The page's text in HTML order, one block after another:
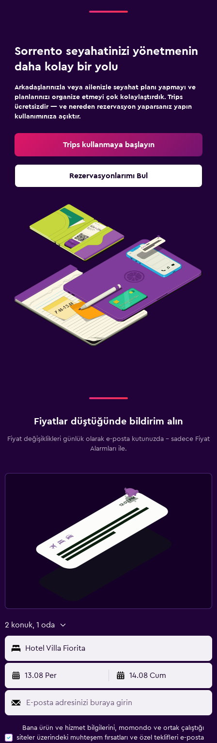
Sorrento seyahatinizi yönetmenin
daha kolay bir yolu
Arkadaşlarınızla veya ailenizle seyahat planı yapmayı ve
planlarınızı organize etmeyi çok kolaylaştırdık. Trips
ücretsizdir — ve nereden rezervasyon yaparsanız yapın
kullanımınıza açıktır.
Trips kullanmaya başlayın
Rezervasyonlarımı Bul
Fiyatlar düştüğünde bildirim alın
Fiyat değişiklikleri günlük olarak e-posta kutunuzda - sadece Fiyat
Alarmları ile.
2 konuk, 1 oda
Hotel Villa Fiorita
13.08 Per 14.08 Cum
Bana ürün ve hizmet bilgilerini, momondo ve ortak çalıştığı
siteler üzerindeki muhteşem fırsatları ve özel teklifleri e-posta